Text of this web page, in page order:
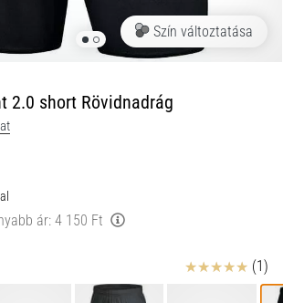
Szín változtatása
2.0 short Rövidnadrág
ár: 4 150 Ft
Értékelés (1)